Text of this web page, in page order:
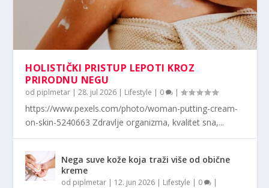
HOLISTIČKI PRISTUP LEPOTI KROZ
PRIRODNU NEGU
od piplmetar |28. jul 2026 | Lifestyle | 0 |
https://www.pexels.com/photo/woman-putting-cream-
on-skin-5240663 Zdravlje organizma, kvalitet sna,...
Nega suve kože koja traži više od obične
kreme
od piplmetar | 12. jun 2026 | Lifestyle | 0 |